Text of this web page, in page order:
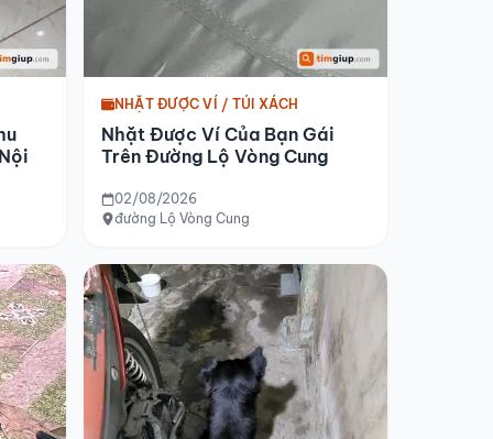
NHẶT ĐƯỢC VÍ / TÚI XÁCH
Nhặt Được Ví Của Bạn Gái
Trên Đường Lộ Vòng Cung
02/08/2026
đường Lộ Vòng Cung